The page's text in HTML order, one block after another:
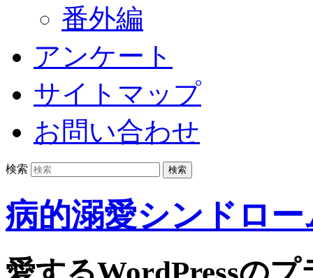
番外編
アンケート
サイトマップ
お問い合わせ
検索
病的溺愛シンドロー